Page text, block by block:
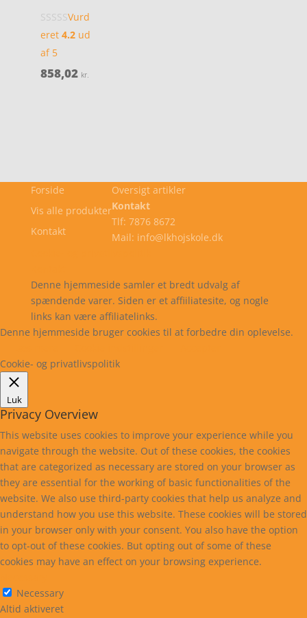
Vurd
eret 4.2ud
af 5
858,02 kr.
Forside
Vis alle produkter
Kontakt
Oversigt artikler
Kontakt
Tlf: 7876 8672
Mail: info@lkhojskole.dk
Denne hjemmeside samler et bredt udvalg af
spændende varer. Siden er et affiiliatesite, og nogle
links kan være affiliatelinks.
Denne hjemmeside bruger cookies til at forbedre din oplevelse.
Cookie- og privatlivspolitik
Luk
Privacy Overview
This website uses cookies to improve your experience while you
navigate through the website. Out of these cookies, the cookies
that are categorized as necessary are stored on your browser as
they are essential for the working of basic functionalities of the
website. We also use third-party cookies that help us analyze and
understand how you use this website. These cookies will be stored
in your browser only with your consent. You also have the option
to opt-out of these cookies. But opting out of some of these
cookies may have an effect on your browsing experience.
Necessary
Altid aktiveret